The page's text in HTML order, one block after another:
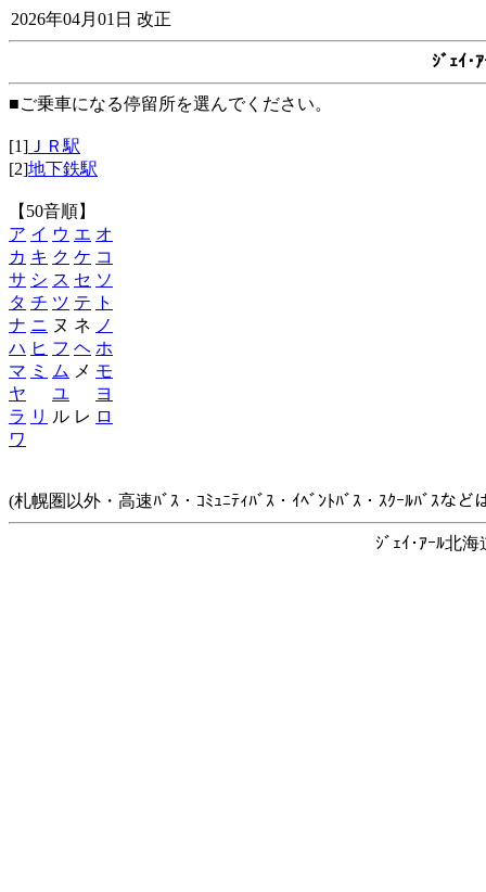
2026年04月01日 改正
ｼﾞｪｲ･
■ご乗車になる停留所を選んでください。
[1] ＪＲ駅
[2]地下鉄駅
【50音順】
ア イ ウ エ オ
カ キ ク ケ コ
サ シ ス セ ソ
タ チ ツ テ
ト
ナ ニ ヌ ネ ノ
ハ ヒ フ ヘ ホ
マ ミ ム メ モ
ヤ
ユ
ヨ
ラ リ ル レ ロ
ワ
(札幌圏以外・高速ﾊﾞｽ・ｺﾐｭﾆﾃｨﾊﾞｽ・ｲﾍﾞﾝﾄﾊﾞｽ・ｽｸｰﾙﾊﾞｽな
ｼﾞｪｲ･ｱｰﾙ北